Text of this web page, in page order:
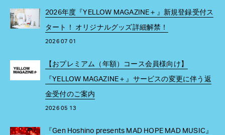
2026年度『YELLOW MAGAZINE＋』新規登録受付ス
タート！ オリジナルグッズ詳細解禁！
2026 07 01
【おプレミアム（年額）コース会員様向け】
『YELLOW MAGAZINE＋』サービスの変更に伴う返
金受付のご案内
2026 05 13
『Gen Hoshino presents MAD HOPE MAD MUSIC』